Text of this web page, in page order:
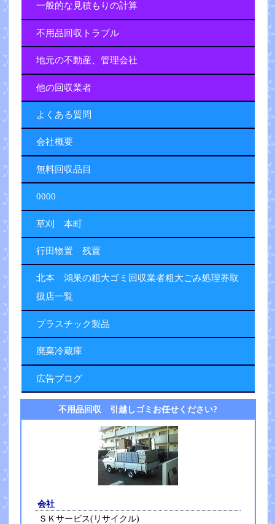
一般的な見積もりの計算
不用品回収トラブル
地元の不動産、管理会社
他の回収業者
よくある質問
会社概要
無料回収品目
0000
草刈 本町
行田物置 残置
北本 鴻巣の粗大ゴミ回収業者粗大ごみ処理券取
扱店一覧
プラスチック製品
廃棄冷蔵庫
広告ブログ
不用品回収 引越しゴミお任せください?
会社
ＳＫサービス(リサイクル)